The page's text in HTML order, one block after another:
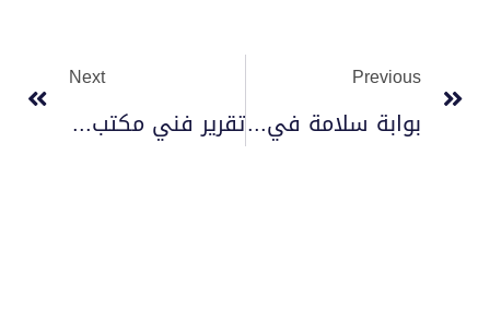
Previous
بوابة سلامة في المملكة 0556272661
Next
تقرير فني مكتب هندسي 0556272661